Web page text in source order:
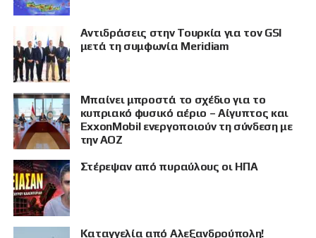
Αντιδράσεις στην Τουρκία για τον GSI
μετά τη συμφωνία Meridiam
Μπαίνει μπροστά το σχέδιο για το
κυπριακό φυσικό αέριο – Αίγυπτος και
ExxonMobil ενεργοποιούν τη σύνδεση με
την ΑΟΖ
Στέρεψαν από πυραύλους οι ΗΠΑ
Καταγγελία από Αλεξανδρούπολη!